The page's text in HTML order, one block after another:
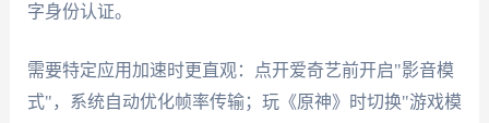
字身份认证。
需要特定应用加速时更直观：点开爱奇艺前开启"影音模
式"，系统自动优化帧率传输；玩《原神》时切换"游戏模